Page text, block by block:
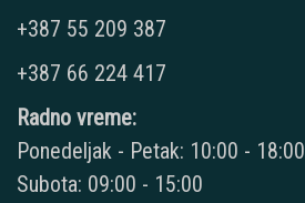
+387 55 209 387
+387 66 224 417
Radno vreme:
Ponedeljak - Petak: 10:00 - 18:00
Subota: 09:00 - 15:00